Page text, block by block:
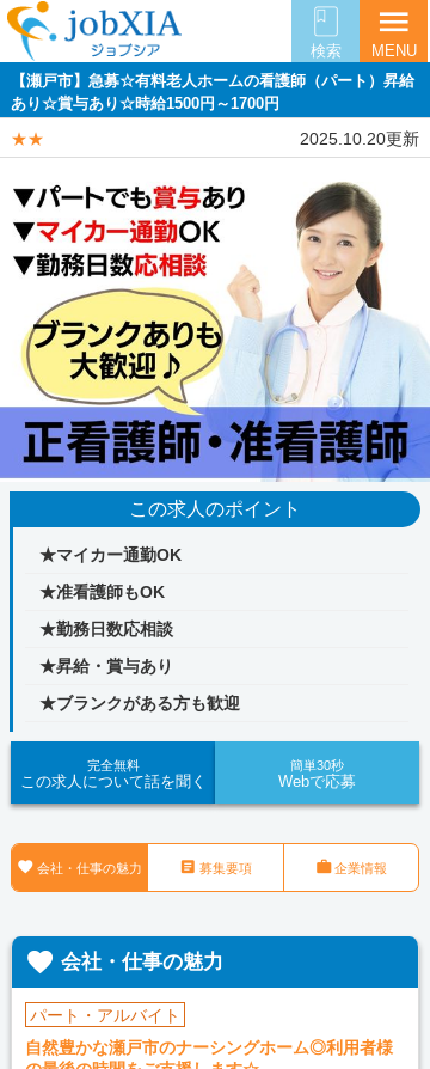
検索
menu
MENU
【瀬戸市】急募☆有料老人ホームの看護師（パート）昇給
あり☆賞与あり☆時給1500円～1700円
★★ 2025.10.20更新
この求人のポイント
★マイカー通勤OK
★准看護師もOK
★勤務日数応相談
★昇給・賞与あり
★ブランクがある方も歓迎
完全無料
この求人について話を聞く
簡単30秒
Webで応募
 会社・仕事の魅力  募集要項 企業情報
 会社・仕事の魅力
パート・アルバイト
自然豊かな瀬戸市のナーシングホーム◎利用者様